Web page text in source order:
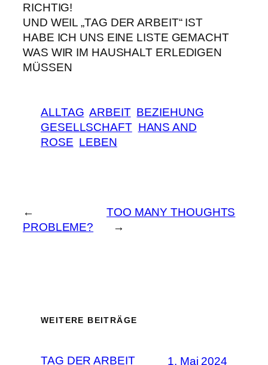
RICHTIG!
UND WEIL „TAG DER ARBEIT“ IST
HABE ICH UNS EINE LISTE GEMACHT
WAS WIR IM HAUSHALT ERLEDIGEN
MÜSSEN
ALLTAG ARBEIT BEZIEHUNG
GESELLSCHAFT HANS AND
ROSE LEBEN
←
PROBLEME?
TOO MANY THOUGHTS
→
WEITERE BEITRÄGE
TAG DER ARBEIT 1. Mai 2024